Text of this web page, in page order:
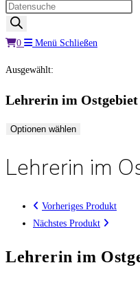
umschalten
Products
search
0
Menü Schließen
Ausgewählt:
Lehrerin im
Optionen wählen
Lehrerin im
Vorheriges Produkt
Nächstes Produkt
Lehrerin im